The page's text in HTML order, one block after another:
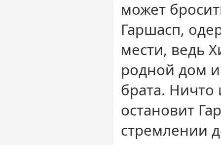
может
Гаршасп,
мести, ведь
родной дом
брата. Ничто
остановит
стремлении